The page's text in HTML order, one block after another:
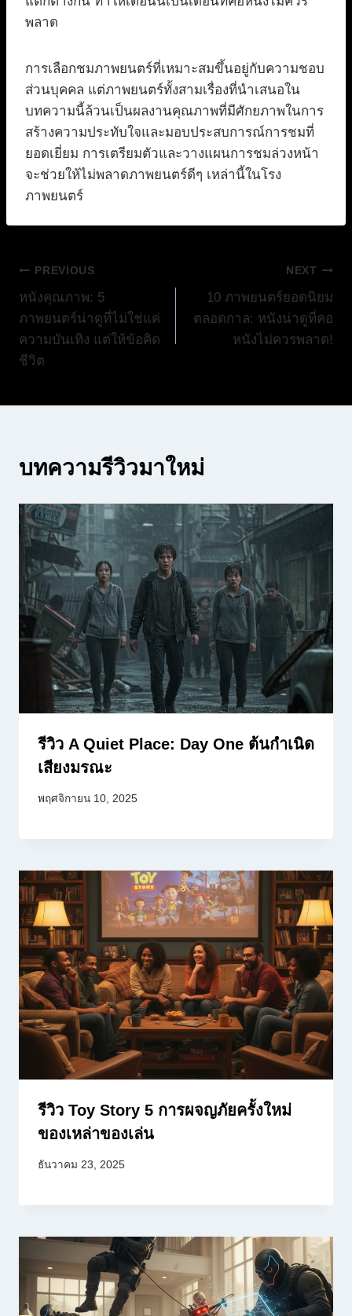
พลาด
การเลือกชมภาพยนตร์ที่เหมาะสมขึ้นอยู่กับความชอบ
ส่วนบุคคล แต่ภาพยนตร์ทั้งสามเรื่องที่นำเสนอใน
บทความนี้ล้วนเป็นผลงานคุณภาพที่มีศักยภาพในการ
สร้างความประทับใจและมอบประสบการณ์การชมที่
ยอดเยี่ยม การเตรียมตัวและวางแผนการชมล่วงหน้า
จะช่วยให้ไม่พลาดภาพยนตร์ดีๆ เหล่านี้ในโรง
ภาพยนตร์
แนะแนว
เรื่อง
PREVIOUS
หนังคุณภาพ: 5
ภาพยนตร์น่าดูที่ไม่ใช่แค่
ความบันเทิง แต่ให้ข้อคิด
ชีวิต
NEXT
10 ภาพยนตร์ยอดนิยม
ตลอดกาล: หนังน่าดูที่คอ
หนังไม่ควรพลาด!
บทความรีวิวมาใหม่
รีวิว A Quiet Place: Day One ต้นกำเนิด
เสียงมรณะ
พฤศจิกายน 10, 2025
รีวิว Toy Story 5 การผจญภัยครั้งใหม่
ของเหล่าของเล่น
ธันวาคม 23, 2025